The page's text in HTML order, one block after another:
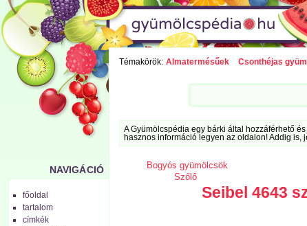
NAVIGÁCIÓ
főoldal
tartalom
címkék
Témakörök: Almatermésűek Csonthéjas
A Gyümölcspédia egy bárki által hozzáférhető
hasznos információ legyen az oldalon! Addig is,
Bogyós gyümölcsök
Szőlő
Seibel 4643